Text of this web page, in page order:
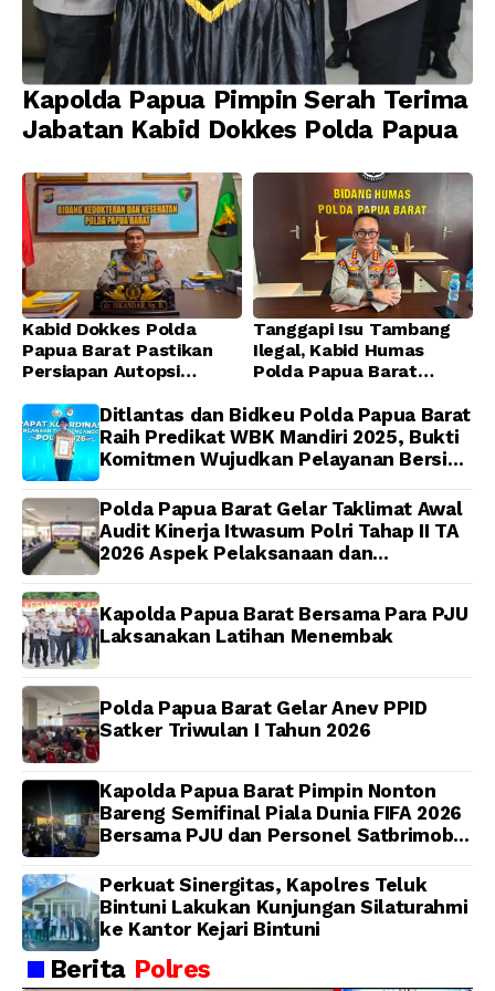
Kapolda Papua Pimpin Serah Terima
Jabatan Kabid Dokkes Polda Papua
Kabid Dokkes Polda
Papua Barat Pastikan
Persiapan Autopsi
Papua Barat Yanto
Idorway Telah Matang,
Pelaksanaan
Dijadwalkan Kamis
Tanggapi Isu Tambang
Ilegal, Kabid Humas
Polda Papua Barat
Toleransi bagi Oknum
Anggota
Ditlantas dan Bidkeu Polda Papua Barat
Raih Predikat WBK Mandiri 2025, Bukti
Komitmen Wujudkan Pelayanan Bersih
Polda Papua Barat Gelar Taklimat Awal
Audit Kinerja Itwasum Polri Tahap II TA
2026 Aspek Pelaksanaan dan
Kapolda Papua Barat Bersama Para PJU
Laksanakan Latihan Menembak
Polda Papua Barat Gelar Anev PPID
Satker Triwulan I Tahun 2026
Kapolda Papua Barat Pimpin Nonton
Bareng Semifinal Piala Dunia FIFA 2026
Bersama PJU dan Personel Satbrimob
Perkuat Sinergitas, Kapolres Teluk
Bintuni Lakukan Kunjungan Silaturahmi
ke Kantor Kejari Bintuni
Berita Polres